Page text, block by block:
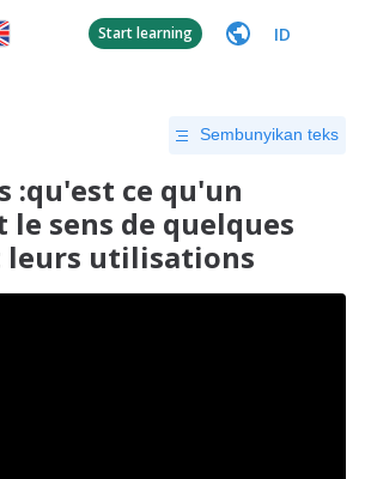
Start learning ID
Sembunyikan teks
:qu'est ce qu'un
le sens de quelques
leurs utilisations